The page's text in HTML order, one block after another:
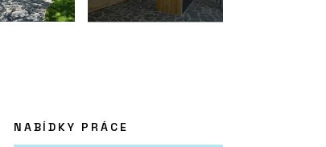
NABÍDKY PRÁCE